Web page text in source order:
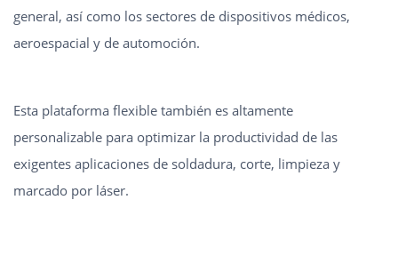
general, así como los sectores de dispositivos médicos,
aeroespacial y de automoción.
Esta plataforma flexible también es altamente
personalizable para optimizar la productividad de las
exigentes aplicaciones de soldadura, corte, limpieza y
marcado por láser.